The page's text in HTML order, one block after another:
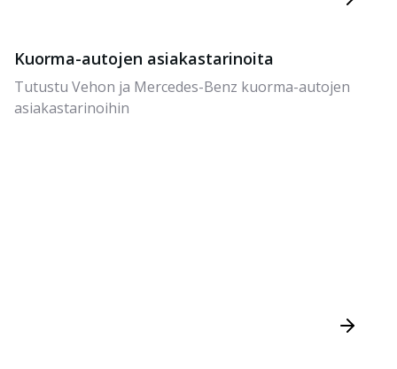
Kuorma-autojen asiakastarinoita
Tutustu Vehon ja Mercedes-Benz kuorma-autojen
asiakastarinoihin